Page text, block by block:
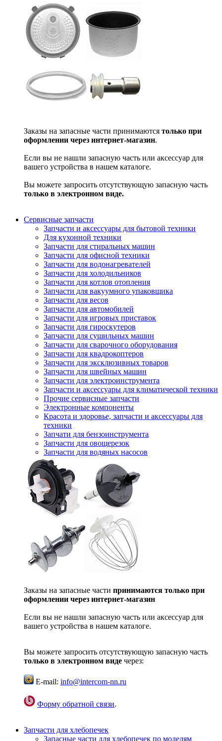
Заказы на запасные части принимаются только при
оформлении через интернет-магазин.
Если вы не нашли запасную часть или аксессуар для
вашего устройства в нашем каталоге.
Вы можете запросить отсутствующую запасную часть
только в электронном виде.
Сервисные запчасти
Запчасти и аксессуары для бытовой техники
Для кухонной техники
Запчасти для стиральных машин
Запчасти для офисной техники
Запчасти для водонагревателей
Запчасти для холодильников
Запчасти для котлов отопления
Запчасти для вакуумного упаковщика
Запчасти для весов
Запчасти для автомобилей
Запчасти для игровых приставок
Запчасти для гироскутеров
Запчасти для сушильных машин
Запчасти для сварочного оборудования
Запчасти для квадрокоптеров
Запчасти для эксклюзивных товаров
Запчасти для швейных машин
Запчасти для электроинструмента
Запчасти и аксессуары для климатической техники
Прочие сервисные запчасти
Электронные компоненты
Красота и здоровье, запчасти и аксессуары для
техники
Запчати для бензоинструмента
Запчасти для овощерезок
Запчасти для водяных насосов
Заказы на запасные части принимаются только при
оформлении через интернет-магазин
Если вы не нашли запасную часть или аксессуар для
вашего устройства в нашем каталоге.
Вы можете запросить отсутствующую запасную часть
только в электронном виде через:
E-mail: info@intercom-nn.ru
Форму обратной связи.
Запчасти для хлебопечек
Запасные части для хлебопечек по моделям